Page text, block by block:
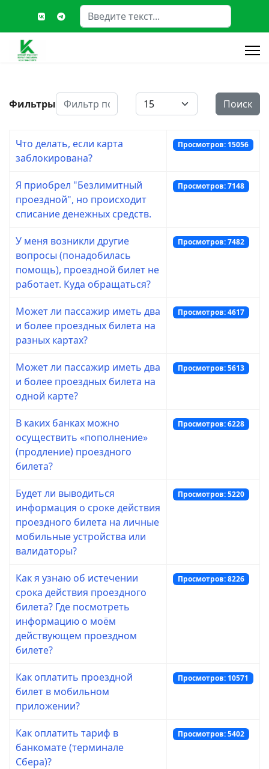
Поиск
Type 2 or more characters
ФильтрыФильтр по заголовкуКол-во строк: Поиск
Что делать, если карта
заблокирована?
Просмотров: 15056
Я приобрел "Безлимитный
проездной", но происходит
списание денежных средств.
Просмотров: 7148
У меня возникли другие
вопросы (понадобилась
помощь), проездной билет не
работает. Куда обращаться?
Просмотров: 7482
Может ли пассажир иметь два
и более проездных билета на
разных картах?
Просмотров: 4617
Может ли пассажир иметь два
и более проездных билета на
одной карте?
Просмотров: 5613
В каких банках можно
осуществить «пополнение»
(продление) проездного
билета?
Просмотров: 6228
Будет ли выводиться
информация о сроке действия
проездного билета на личные
мобильные устройства или
валидаторы?
Просмотров: 5220
Как я узнаю об истечении
срока действия проездного
билета? Где посмотреть
информацию о моём
действующем проездном
билете?
Просмотров: 8226
Как оплатить проездной
билет в мобильном
приложении?
Просмотров: 10571
Как оплатить тариф в
банкомате (терминале
Сбера)?
Просмотров: 5402